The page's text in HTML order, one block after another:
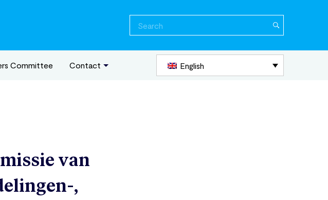
Committee Contact English
van
,